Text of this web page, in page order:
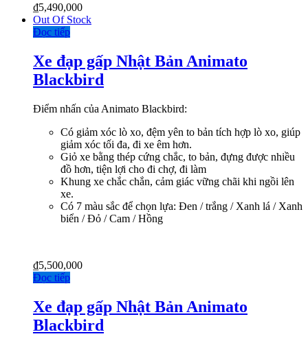
₫5,490,000
Out Of Stock
Đọc tiếp
Xe đạp gấp Nhật Bản Animato
Blackbird
Điểm nhấn của Animato Blackbird:
Có giảm xóc lò xo, đệm yên to bản tích hợp lò xo, giúp
giảm xóc tối đa, đi xe êm hơn.
Giỏ xe bằng thép cứng chắc, to bản, đựng được nhiều
đồ hơn, tiện lợi cho đi chợ, đi làm
Khung xe chắc chắn, cảm giác vững chãi khi ngồi lên
xe.
Có 7 màu sắc để chọn lựa: Đen / trắng / Xanh lá / Xanh
biển / Đỏ / Cam / Hồng
₫5,500,000
Đọc tiếp
Xe đạp gấp Nhật Bản Animato
Blackbird